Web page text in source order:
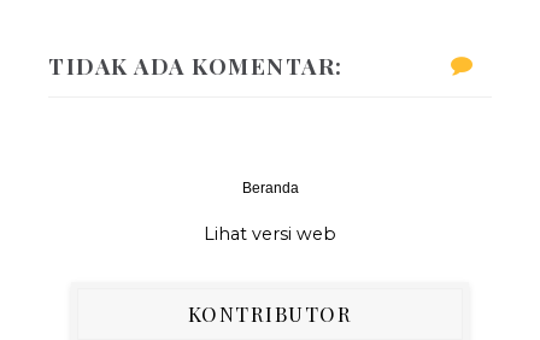
TIDAK ADA KOMENTAR:
Beranda
Lihat versi web
KONTRIBUTOR